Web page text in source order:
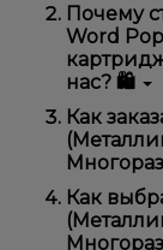
Vaporesso
узором, с
Почему
Word
нас? 🛍️
Мы
широкий
доставку.
скидки
Как
Оформить
Как